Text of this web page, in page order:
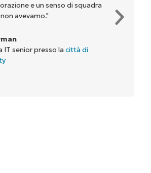
e un senso di squadra
avevamo."
IT senior presso la città di